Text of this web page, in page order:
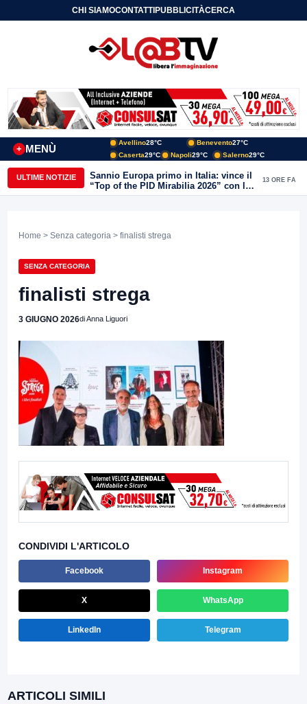
CHI SIAMOCONTATTIPUBBLICITÀCERCA
MENÙ
+
Avellino28°C Benevento27°C
Caserta29°C Napoli29°C Salerno29°C
ULTIME NOTIZIE
Sannio Europa primo in Italia: vince il
“Top of the PID Mirabilia 2026” con la
realtà virtuale nei musei del Sannio
13 ORE FA
Home > Senza categoria > finalisti strega
SENZA CATEGORIA
finalisti strega
3 GIUGNO 2026di Anna Liguori
CONDIVIDI L'ARTICOLO
Facebook Instagram
X WhatsApp
LinkedIn Telegram
ARTICOLI SIMILI